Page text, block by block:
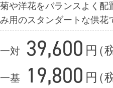
菊や洋花をバランスよく配
み用のスタンダートな供花
一対 39,600 円（
一基 19,800 円（